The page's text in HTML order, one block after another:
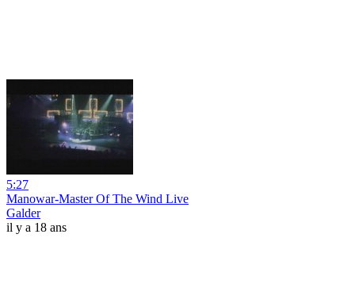
5:27
Manowar-Master Of The Wind Live
Galder
il y a 18 ans